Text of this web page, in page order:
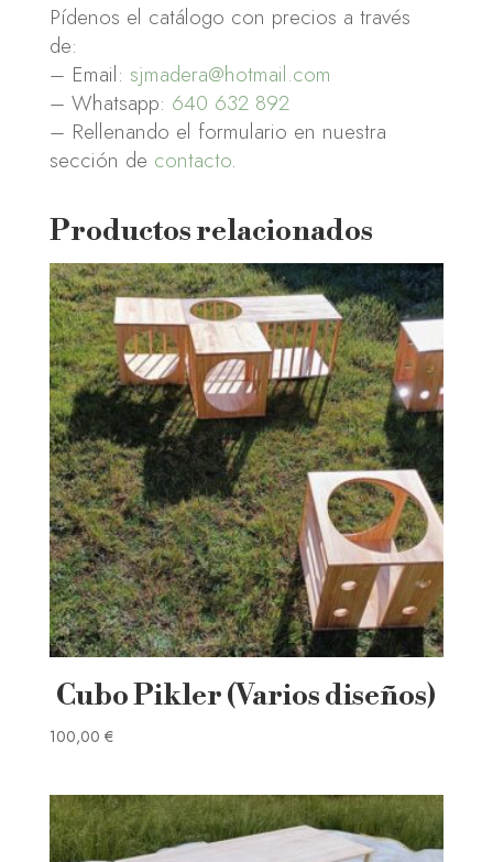
Pídenos el catálogo con precios a través
de:
– Email: sjmadera@hotmail.com
– Whatsapp: 640 632 892
– Rellenando el formulario en nuestra
sección de contacto.
Productos relacionados
Cubo Pikler (Varios diseños)
100,00 €